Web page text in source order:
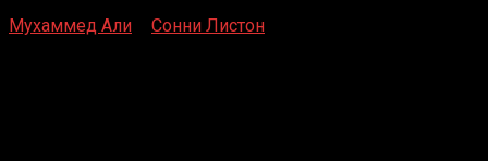
Мухаммед Али
Сонни Листон